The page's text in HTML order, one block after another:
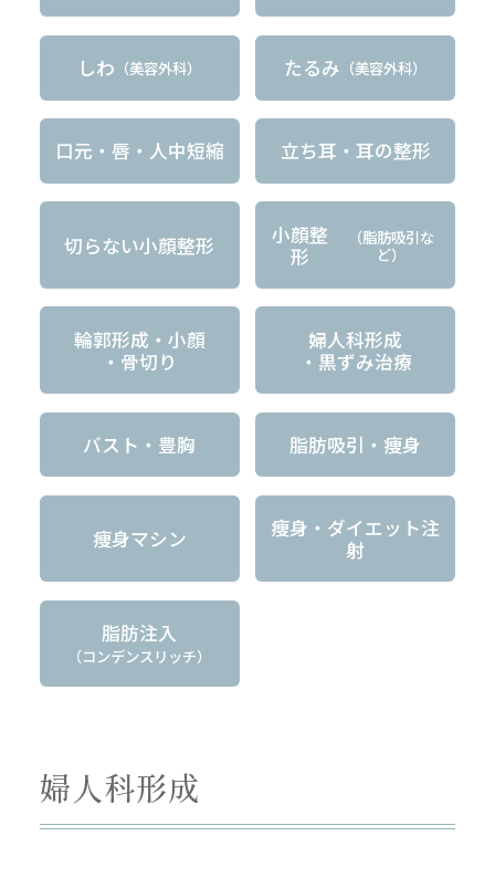
しわ （美容外科） たるみ （美容外科）
口元・唇・人中短縮 立ち耳・耳の整形
切らない小顔整形
小顔整
形
（脂肪吸引な
ど）
輪郭形成・小顔
・骨切り
婦人科形成
・黒ずみ治療
バスト・豊胸 脂肪吸引・痩身
痩身マシン
痩身・ダイエット注
射
脂肪注入
（コンデンスリッチ）
婦人科形成